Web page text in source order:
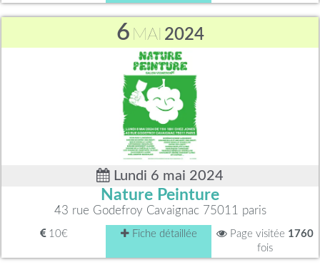
6 MAI 2024
Lundi 6 mai 2024
Nature Peinture
43 rue Godefroy Cavaignac 75011 paris
10€ Fiche détaillée Page visitée 1760
fois